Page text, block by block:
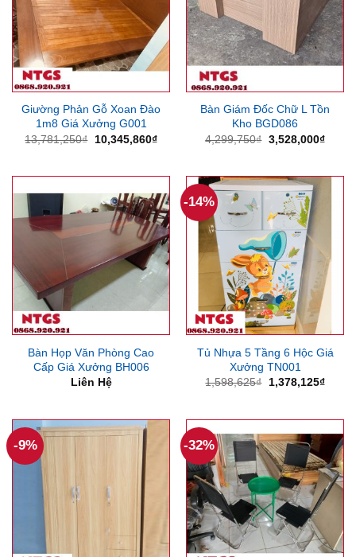
Giường Phản Gỗ Xoan Đào
1m8 Giá Xưởng G001
13,781,250₫
Giá
10,345,860₫Giá
10,345,860₫.
Bàn Giám Đốc Chữ L Tồn
Kho BGD086
4,299,750₫ Giá
3,528,000₫Giá
Bàn Họp Văn Phòng Cao
Cấp Giá Xưởng BH006
Liên Hệ
-14%
Tủ Nhựa 5 Tầng 6 Hộc Giá
Xưởng TN001
1,598,625₫
Giá
1,378,125₫Giá
-9% -32%